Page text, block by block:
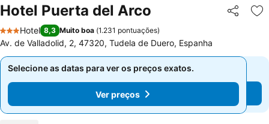
Hotel Puerta del Arco Partilhar
3 Estrelas
Hotel 8,3 Muito boa (1.231 pontuações)
Av. de Valladolid, 2, 47320, Tudela de Duero, Espanha
Selecione as datas para ver os preços exatos.
Ver preços
Selecione as datas para ver os preços exatos.
Ver preços